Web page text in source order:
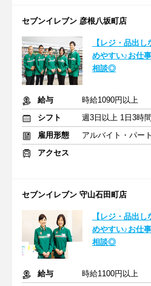
セブンイレブン 彦根八坂町店
【レジ・品出
めやすい♪お仕
相談◎
給与
時給1090円以上
シフト
週3日以上 1日3時
雇用形態
アルバイト・パート
アクセス
セブンイレブン 守山石田町店
【レジ・品出
めやすい♪お仕
相談◎
給与
時給1100円以上